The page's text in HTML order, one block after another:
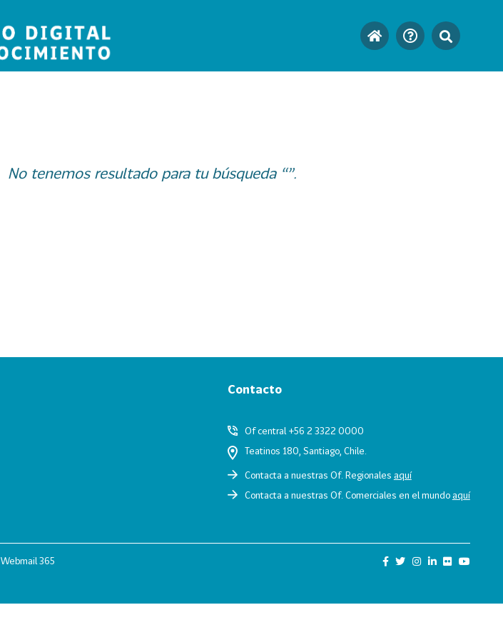
No tenemos resultado para tu búsqueda “”.
Contacto
Of central +56 2 3322 0000
Teatinos 180, Santiago, Chile.
Contacta a nuestras Of. Regionales aquí
Contacta a nuestras Of. Comerciales en el mundoaquí
Webmail 365